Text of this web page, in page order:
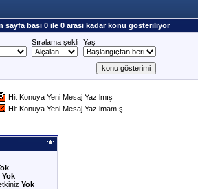
sayfa basi 0 ile 0 arasi kadar konu gösteriliyor
Sıralama şekli Yaş
Hit Konuya Yeni Mesaj Yazılmış
Hit Konuya Yeni Mesaj Yazılmamış
Yok
Yok